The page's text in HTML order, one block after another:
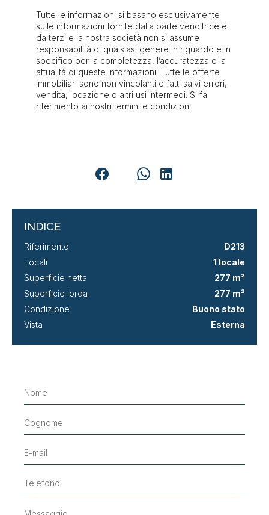
Tutte le informazioni si basano esclusivamente
sulle informazioni fornite dalla parte venditrice e
da terzi e la nostra società non si assume
responsabilità di qualsiasi genere in riguardo e in
specifico per la completezza, l’accuratezza e la
attualità di queste informazioni. Tutte le offerte
immobiliari sono non vincolanti e fatti salvi errori,
vendita, locazione o altri usi intermedi. Si fa
riferimento ai nostri termini e condizioni.
INDICE
Riferimento
D213
Locali
1 locale
Superficie netta
277 m²
Superficie lorda
277 m²
Condizione
Buono stato
Vista
Esterna